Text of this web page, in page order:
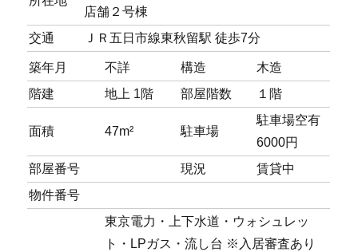
店舗２号棟
交通
ＪＲ五日市線東秋留駅 徒歩7分
築年月 不詳 構造
木造
階建
地上 1階 部屋階数 １階
面積 47m² 駐車場
駐車場空有
6000円
部屋番号
現況
賃貸中
物件番号
東京電力・上下水道・ウォシュレッ
ト・LPガス・流し台 ※入居審査あり